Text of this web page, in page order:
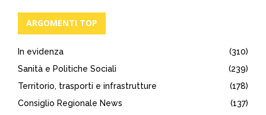
ARGOMENTI TOP
In evidenza
(310)
Sanità e Politiche Sociali
(239)
Territorio, trasporti e infrastrutture
(178)
Consiglio Regionale News
(137)